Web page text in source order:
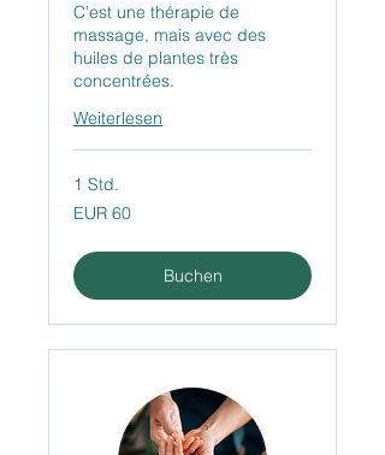
C’est une thérapie de
massage, mais avec des
huiles de plantes très
concentrées.
Weiterlesen
1 Std.
60
Euro
EUR 60
Buchen